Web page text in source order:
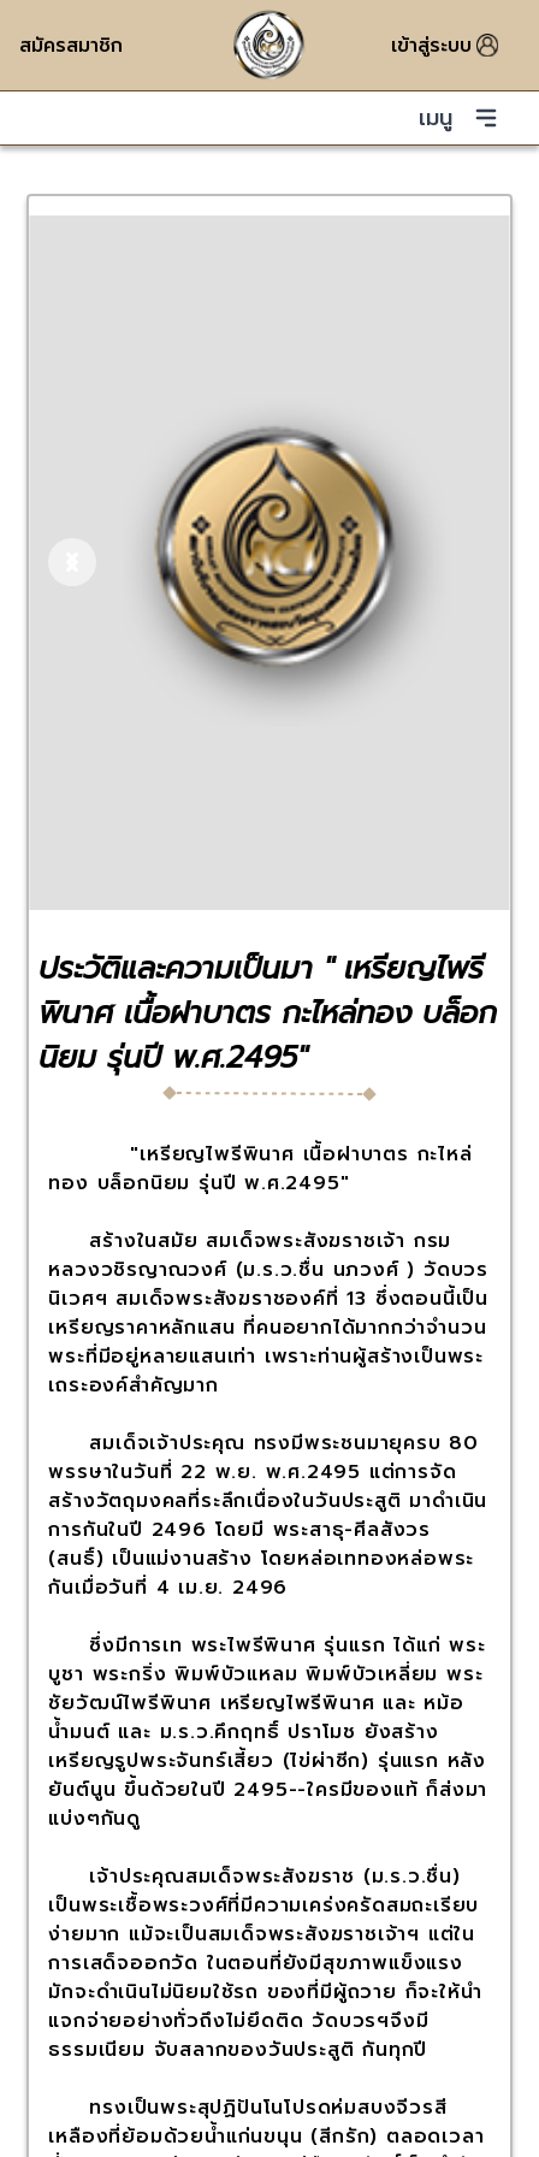
สมัครสมาชิก เข้าสู่ระบบ
เมนู
ประวัติและความเป็นมา " เหรียญไพรี
พินาศ เนื้อฝาบาตร กะไหล่ทอง บล็อก
นิยม รุ่นปี พ.ศ.2495"
"เหรียญไพรีพินาศ เนื้อฝาบาตร กะไหล่
ทอง บล็อกนิยม รุ่นปี พ.ศ.2495"
สร้างในสมัย สมเด็จพระสังฆราชเจ้า กรม
หลวงวชิรญาณวงศ์ (ม.ร.ว.ชื่น นภวงศ์ ) วัดบวร
นิเวศฯ สมเด็จพระสังฆราชองค์ที่ 13 ซึ่งตอนนี้เป็น
เหรียญราคาหลักแสน ที่คนอยากได้มากกว่าจำนวน
พระที่มีอยู่หลายแสนเท่า เพราะท่านผู้สร้างเป็นพระ
เถระองค์สำคัญมาก
สมเด็จเจ้าประคุณ ทรงมีพระชนมายุครบ 80
พรรษาในวันที่ 22 พ.ย. พ.ศ.2495 แต่การจัด
สร้างวัตถุมงคลที่ระลึกเนื่องในวันประสูติ มาดำเนิน
การกันในปี 2496 โดยมี พระสาธุ-ศีลสังวร
(สนธิ์) เป็นแม่งานสร้าง โดยหล่อเททองหล่อพระ
กันเมื่อวันที่ 4 เม.ย. 2496
ซึ่งมีการเท พระไพรีพินาศ รุ่นแรก ได้แก่ พระ
บูชา พระกริ่ง พิมพ์บัวแหลม พิมพ์บัวเหลี่ยม พระ
ชัยวัฒน์ไพรีพินาศ เหรียญไพรีพินาศ และ หม้อ
น้ำมนต์ และ ม.ร.ว.คึกฤทธิ์ ปราโมช ยังสร้าง
เหรียญรูปพระจันทร์เสี้ยว (ไข่ผ่าซีก) รุ่นแรก หลัง
ยันต์นูน ขึ้นด้วยในปี 2495--ใครมีของแท้ ก็ส่งมา
แบ่งๆกันดู
เจ้าประคุณสมเด็จพระสังฆราช (ม.ร.ว.ชื่น)
เป็นพระเชื้อพระวงศ์ที่มีความเคร่งครัดสมถะเรียบ
ง่ายมาก แม้จะเป็นสมเด็จพระสังฆราชเจ้าฯ แต่ใน
การเสด็จออกวัด ในตอนที่ยังมีสุขภาพแข็งแรง
มักจะดำเนินไม่นิยมใช้รถ ของที่มีผู้ถวาย ก็จะให้นำ
แจกจ่ายอย่างทั่วถึงไม่ยึดติด วัดบวรฯจึงมี
ธรรมเนียม จับสลากของวันประสูติ กันทุกปี
ทรงเป็นพระสุปฏิปันโนโปรดห่มสบงจีวรสี
เหลืองที่ย้อมด้วยน้ำแก่นขนุน (สีกรัก) ตลอดเวลา